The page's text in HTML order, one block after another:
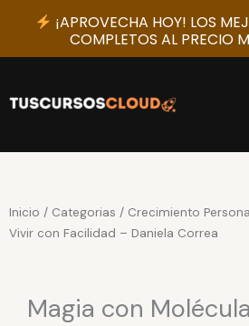
contenido
Inicio / Categorias / Crecimiento
Vivir con Facilidad – Daniela Correa
Magia con
¡APROVECHA HOY! LOS
COMPLETOS AL PRECIO